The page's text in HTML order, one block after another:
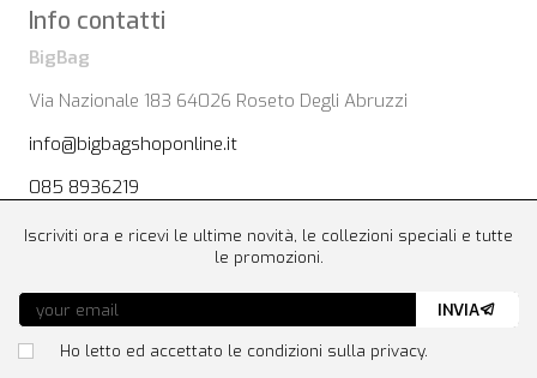
Info contatti
BigBag
Via Nazionale 183 64026 Roseto Degli Abruzzi
info@bigbagshoponline.it
085 8936219
Iscriviti ora e ricevi le ultime novità, le collezioni speciali e tutte
le promozioni.
Ho letto ed accettato le condizioni sulla privacy.
INVIA